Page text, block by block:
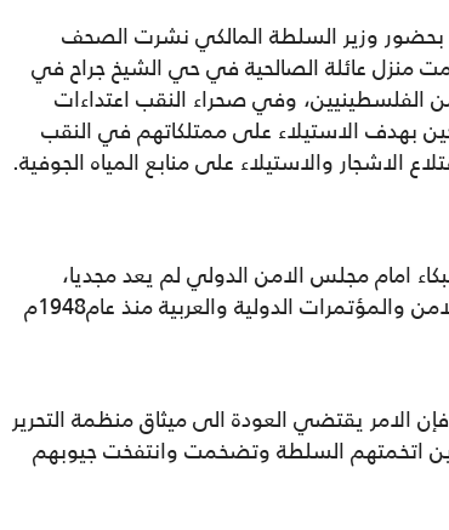
بحضور وزير السلطة المالكي نشرت الصحف
منزل عائلة الصالحية في حي الشيخ جراح في
وفي صحراء النقب اعتداءات
بهدف الاستيلاء على ممتلكاتهم في النقب
الاشجار والاستيلاء على منابع المياه الجوفية.
امام مجلس الامن الدولي لم يعد مجديا،
ونسأل: ألم تجف دموعكم من كثرة البكاء امام مجلس الامن والمؤتمرات الدولية والعربية منذ عام1948م
الامر يقتضي العودة الى ميثاق منظمة التحرير
1993 والتخلص من الذين اتخمتهم السلطة وتضخمت وانتفخت جيوبهم